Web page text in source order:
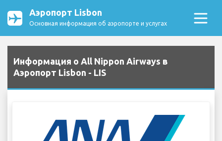
Аэропорт Lisbon
Основная информация об аэропорте и услугах
Информация о All Nippon Airways в
Аэропорт Lisbon - LIS